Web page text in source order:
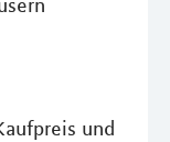
und